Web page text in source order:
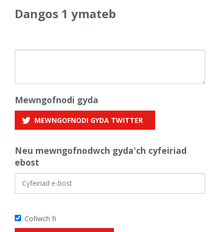
Dangos 1 ymateb
Mewngofnodi gyda
MEWNGOFNODI GYDA TWITTER
Neu mewngofnodwch gyda'ch cyfeiriad
ebost
Cofiwch fi